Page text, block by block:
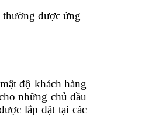
được ứng
độ khách hàng
những chủ đầu
lắp đặt tại các